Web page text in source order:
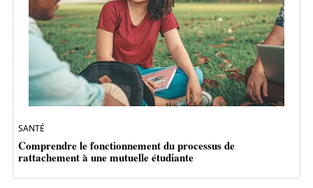
SANTÉ
Comprendre le fonctionnement du processus de
rattachement à une mutuelle étudiante